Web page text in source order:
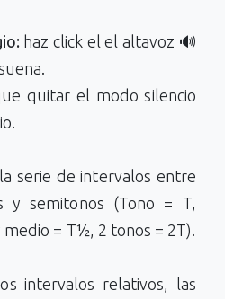
haz click el el altavoz 🔊
quitar el modo silencio
serie de intervalos entre
y semitonos (Tono = T,
= T½, 2 tonos = 2T).
intervalos relativos, las